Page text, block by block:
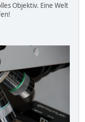
Objektiv. Eine Welt